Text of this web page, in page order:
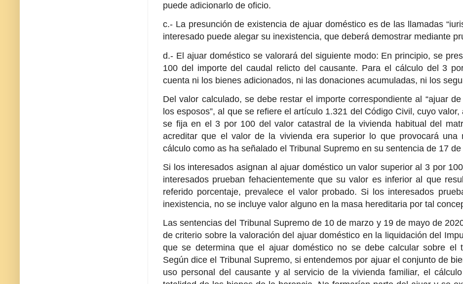
puede adicionarlo de oficio.
c.- La presunción de existencia de ajuar doméstico es de las llamadas
interesado puede alegar su inexistencia, que deberá demostrar mediante
d.- El ajuar doméstico se valorará del siguiente modo: En principio, se
100 del importe del caudal relicto del causante. Para el cálculo del 3
cuenta ni los bienes adicionados, ni las donaciones acumuladas, ni los
Del valor calculado, se debe restar el importe correspondiente al “ajuar
los esposos”, al que se refiere el artículo 1.321 del Código Civil, cuyo
se fija en el 3 por 100 del valor catastral de la vivienda habitual del
acreditar que el valor de la vivienda era superior lo que provocará una
cálculo como as ha señalado el Tribunal Supremo en su sentencia de 17
Si los interesados asignan al ajuar doméstico un valor superior al 3 por
interesados prueban fehacientemente que su valor es inferior al que
referido porcentaje, prevalece el valor probado. Si los interesados
inexistencia, no se incluye valor alguno en la masa hereditaria por tal
Las sentencias del Tribunal Supremo de 10 de marzo y 19 de mayo de
de criterio sobre la valoración del ajuar doméstico en la liquidación del
que se determina que el ajuar doméstico no se debe calcular sobre el
Según dice el Tribunal Supremo, si entendemos por ajuar el conjunto de
uso personal del causante y al servicio de la vivienda familiar, el